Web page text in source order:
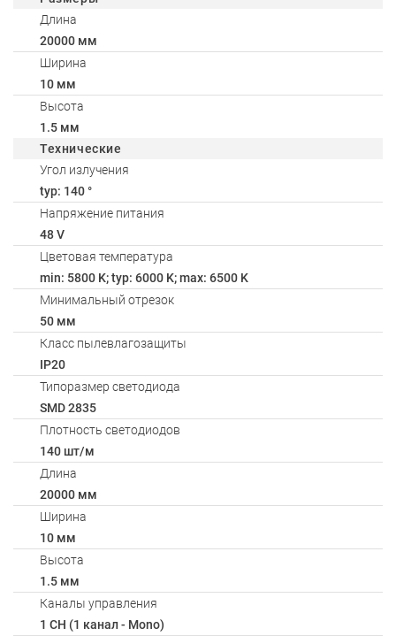
Длина
20000 мм
Ширина
10 мм
Высота
1.5 мм
Технические
Угол излучения
typ: 140 °
Напряжение питания
48 V
Цветовая температура
min: 5800 K; typ: 6000 K; max: 6500 K
Минимальный отрезок
50 мм
Класс пылевлагозащиты
IP20
Типоразмер светодиода
SMD 2835
Плотность светодиодов
140 шт/м
Длина
20000 мм
Ширина
10 мм
Высота
1.5 мм
Каналы управления
1 CH (1 канал - Mono)